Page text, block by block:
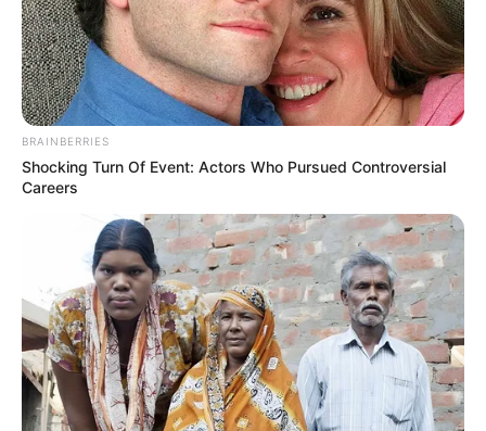
BRAINBERRIES
Shocking Turn Of Event: Actors Who Pursued Controversial
Careers